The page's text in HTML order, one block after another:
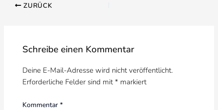
ZURÜCK
Schreibe einen Kommentar
Deine E-Mail-Adresse wird nicht veröffentlicht.
Erforderliche Felder sind mit * markiert
Kommentar *